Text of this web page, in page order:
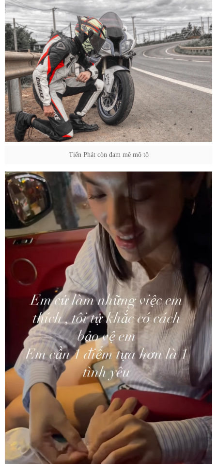
Tiến Phát còn đam mê mô tô